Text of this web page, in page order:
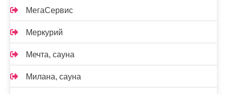
МегаСервис
Меркурий
Мечта, сауна
Милана, сауна